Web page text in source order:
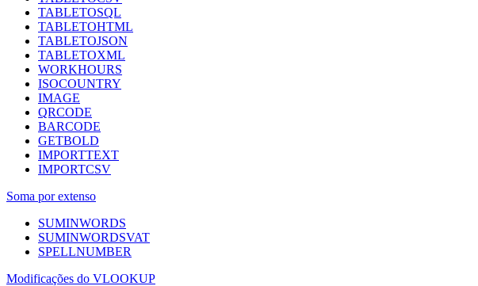
TABLETOSQL
TABLETOHTML
TABLETOJSON
TABLETOXML
WORKHOURS
ISOCOUNTRY
IMAGE
QRCODE
BARCODE
GETBOLD
IMPORTTEXT
IMPORTCSV
Soma por extenso
SUMINWORDS
SUMINWORDSVAT
SPELLNUMBER
Modificações do VLOOKUP